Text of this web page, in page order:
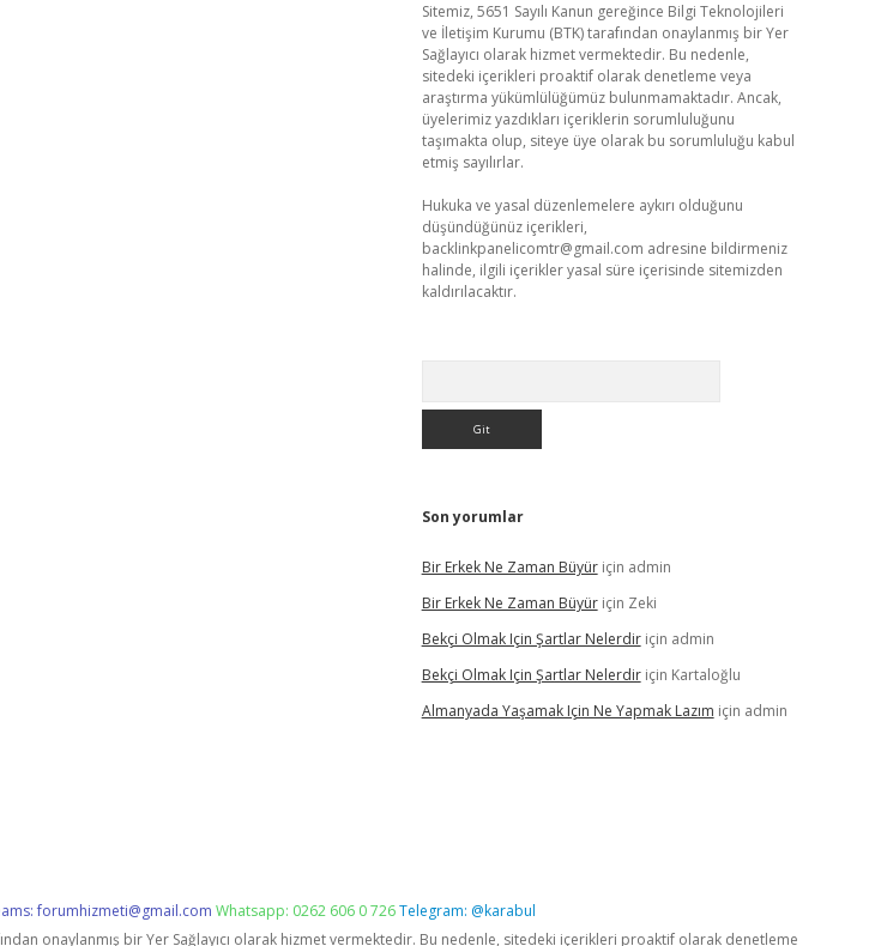
Sitemiz, 5651 Sayılı Kanun gereğince Bilgi Teknolojileri
ve İletişim Kurumu (BTK) tarafından onaylanmış bir Yer
Sağlayıcı olarak hizmet vermektedir. Bu nedenle,
sitedeki içerikleri proaktif olarak denetleme veya
araştırma yükümlülüğümüz bulunmamaktadır. Ancak,
üyelerimiz yazdıkları içeriklerin sorumluluğunu
taşımakta olup, siteye üye olarak bu sorumluluğu kabul
etmiş sayılırlar.
Hukuka ve yasal düzenlemelere aykırı olduğunu
düşündüğünüz içerikleri,
backlinkpanelicomtr@gmail.com adresine bildirmeniz
halinde, ilgili içerikler yasal süre içerisinde sitemizden
kaldırılacaktır.
Son yorumlar
Bir Erkek Ne Zaman Büyüriçin admin
Bir Erkek Ne Zaman Büyüriçin Zeki
Bekçi Olmak Için Şartlar Nelerdiriçin admin
Bekçi Olmak Için Şartlar Nelerdiriçin Kartaloğlu
Almanyada Yaşamak Için Ne Yapmak Lazım için admin
forumhizmeti@gmail.com Whatsapp: 0262 606 0 726Telegram: @karabul
onaylanmış bir Yer Sağlayıcı olarak hizmet vermektedir. Bu nedenle, sitedeki içerikleri proaktif olarak denetleme